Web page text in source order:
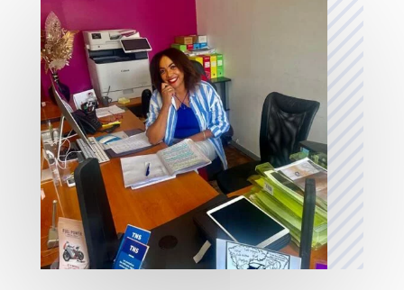
e
n
s
A
s
s
u
r
a
n
c